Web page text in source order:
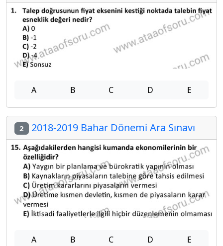
A B C D E
2 2018-2019 Bahar Dönemi Ara Sınavı
A B C D E